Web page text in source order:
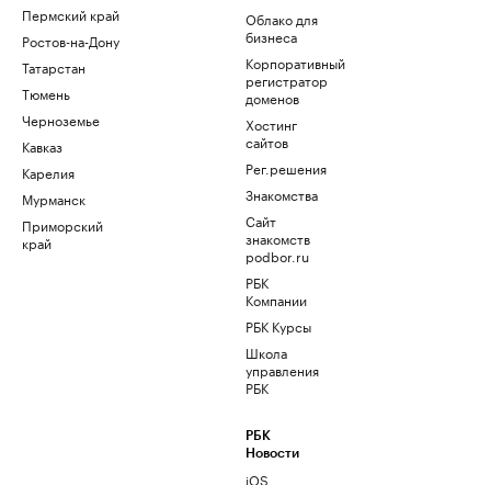
Пермский край
Ростов-на-Дону
Татарстан
Тюмень
Черноземье
Кавказ
Карелия
Мурманск
Приморский
край
Облако для
бизнеса
Корпоративный
регистратор
доменов
Хостинг
сайтов
Рег.решения
Знакомства
Сайт
знакомств
podbor.ru
РБК
Компании
РБК Курсы
Школа
управления
РБК
РБК
Новости
iOS